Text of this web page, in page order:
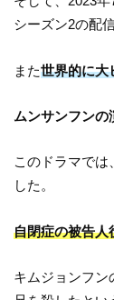
シーズン2の配
また世界的に大
ムンサンフンの
このドラマでは
した。
自閉症の被告人
キムジョンフン